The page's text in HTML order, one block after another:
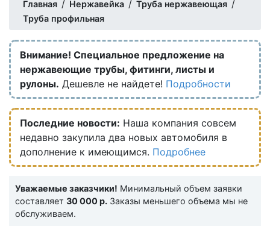
Главная / Нержавейка / Труба нержавеющая /
Труба профильная
Внимание! Специальное предложение на
нержавеющие трубы, фитинги, листы и
рулоны. Дешевле не найдете! Подробности
Последние новости: Наша компания совсем
недавно закупила два новых автомобиля в
дополнение к имеющимся. Подробнее
Уважаемые заказчики! Минимальный объем заявки
составляет 30 000 р. Заказы меньшего объема мы не
обслуживаем.